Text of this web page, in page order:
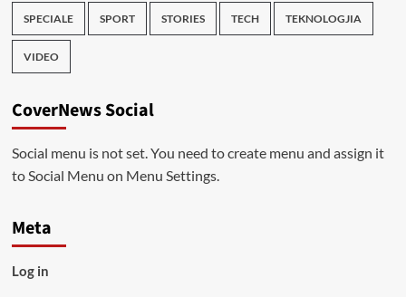
SPECIALE SPORT STORIES TECH TEKNOLOGJIA
VIDEO
CoverNews Social
Social menu is not set. You need to create menu and assign it
to Social Menu on Menu Settings.
Meta
Log in